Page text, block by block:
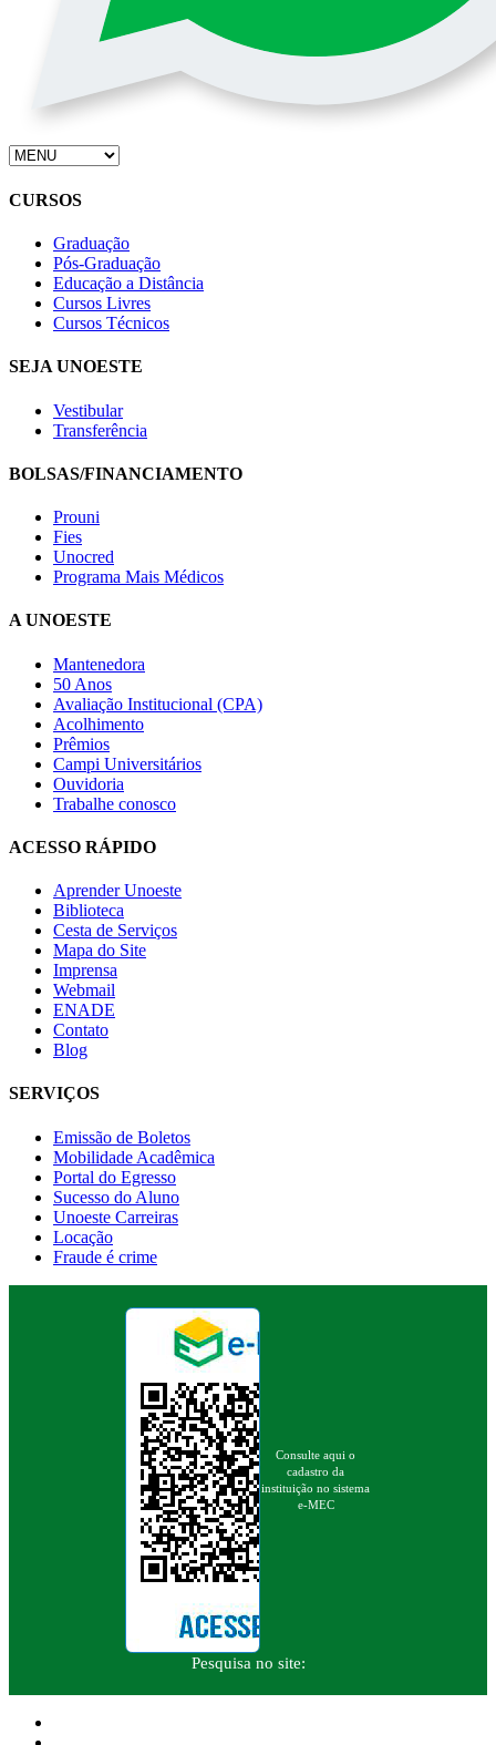
CURSOS
Graduação
Pós-Graduação
Educação a Distância
Cursos Livres
Cursos Técnicos
SEJA UNOESTE
Vestibular
Transferência
BOLSAS/FINANCIAMENTO
Prouni
Fies
Unocred
Programa Mais Médicos
A UNOESTE
Mantenedora
50 Anos
Avaliação Institucional (CPA)
Acolhimento
Prêmios
Campi Universitários
Ouvidoria
Trabalhe conosco
ACESSO RÁPIDO
Aprender Unoeste
Biblioteca
Cesta de Serviços
Mapa do Site
Imprensa
Webmail
ENADE
Contato
Blog
SERVIÇOS
Emissão de Boletos
Mobilidade Acadêmica
Portal do Egresso
Sucesso do Aluno
Unoeste Carreiras
Locação
Fraude é crime
Consulte aqui o
cadastro da
instituição no sistema
e-MEC
Pesquisa no site: